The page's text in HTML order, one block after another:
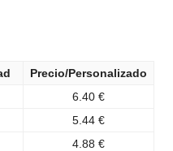
Precio/Personalizado
6.40 €
5.44 €
4.88 €